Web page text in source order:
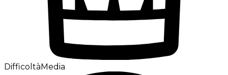
DifficoltàMedia